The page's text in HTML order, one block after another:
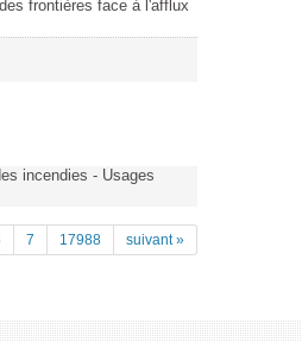
frontières face à l'afflux
incendies - Usages
7 17988 suivant »